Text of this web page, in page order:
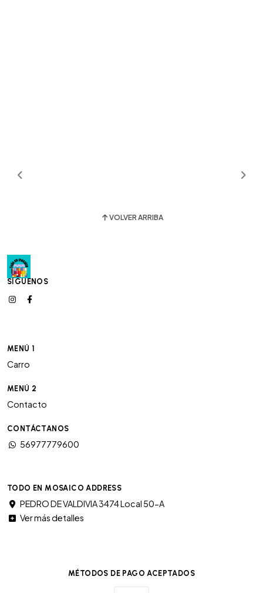
VOLVER ARRIBA
SÍGUENOS
MENÚ 1
Carro
MENÚ 2
Contacto
CONTÁCTANOS
56977779600
TODO EN MOSAICO ADDRESS
PEDRO DE VALDIVIA 3474 Local 50-A
Ver más detalles
MÉTODOS DE PAGO ACEPTADOS